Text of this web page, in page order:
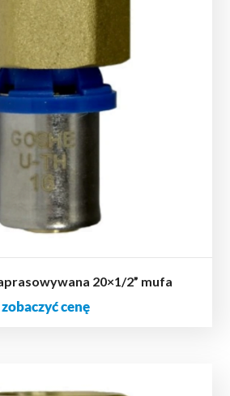
20×1/2” mufa
cenę